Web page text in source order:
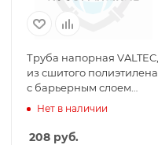
Труба напорная VALTEC,
из сшитого полиэтилена
с барьерным слоем
EVOH, тип PE-Xa 25(3,5)
Нет в наличии
208 руб.